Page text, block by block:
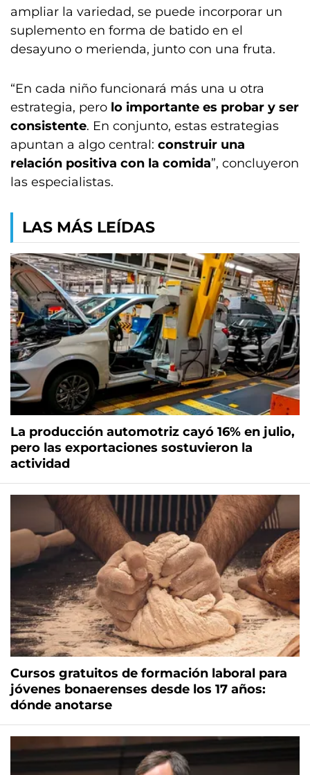
ampliar la variedad, se puede incorporar un
suplemento en forma de batido en el
desayuno o merienda, junto con una fruta.
“En cada niño funcionará más una u otra
estrategia, pero lo importante es probar y ser
consistente. En conjunto, estas estrategias
apuntan a algo central: construir una
relación positiva con la comida”, concluyeron
las especialistas.
LAS MÁS LEÍDAS
La producción automotriz cayó 16% en julio,
pero las exportaciones sostuvieron la
actividad
Cursos gratuitos de formación laboral para
jóvenes bonaerenses desde los 17 años:
dónde anotarse